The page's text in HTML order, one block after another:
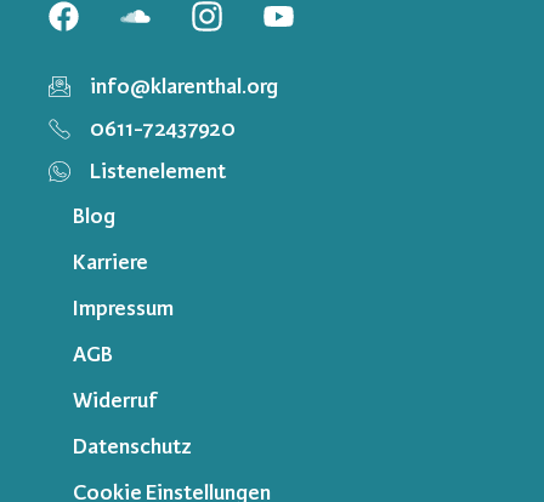
info@klarenthal.org
0611-72437920
Listenelement
Blog
Karriere
Impressum
AGB
Widerruf
Datenschutz
Cookie Einstellungen